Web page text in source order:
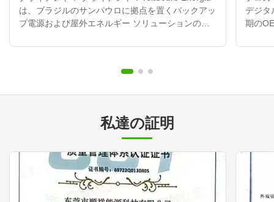
は、ブラジルのサンパウロに拠点を置くバックアッ
プ電源および屋外エネルギー ソリューションの販
ジ： チャレンジ：ブラジルのダイナミックな市場
企業や家庭向けの信頼できるバックアップ電力に対
製品ラインを拡大するための戦略的製造パートナー
を探していました。彼らは、重要なアプリケーショ
ンの停止中にシー...
デジタ
期の
れた
解決し
私達の証明